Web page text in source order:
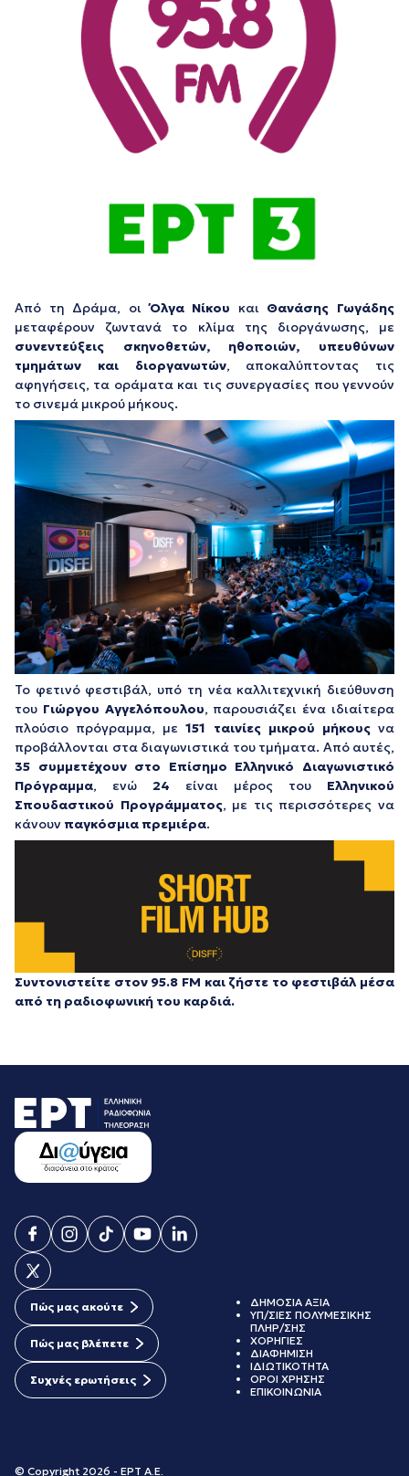
Από τη Δράμα, οιΌλγα Νίκου και Θανάσης Γωγάδης
μεταφέρουν ζωντανά το κλίμα της διοργάνωσης, με
συνεντεύξεις σκηνοθετών, ηθοποιών, υπευθύνων
τμημάτων και διοργανωτών, αποκαλύπτοντας τις
αφηγήσεις, τα οράματα και τις συνεργασίες που γεννούν
το σινεμά μικρού μήκους.
Το φετινό φεστιβάλ, υπό τη νέα καλλιτεχνική διεύθυνση
του Γιώργου Αγγελόπουλου, παρουσιάζει ένα ιδιαίτερα
πλούσιο πρόγραμμα, με151 ταινίες μικρού μήκουςνα
προβάλλονται στα διαγωνιστικά του τμήματα. Από αυτές,
35 συμμετέχουν στο Επίσημο Ελληνικό Διαγωνιστικό
Πρόγραμμα, ενώ 24 είναι μέρος του Ελληνικού
Σπουδαστικού Προγράμματος, με τις περισσότερες να
κάνουν παγκόσμια πρεμιέρα.
Συντονιστείτε στον 95.8 FM και ζήστε το φεστιβάλ μέσα
από τη ραδιοφωνική του καρδιά.
Πώς μας ακούτε
Πώς μας βλέπετε
Συχνές ερωτήσεις
© Copyright 2026 - ΕΡΤ Α.Ε.
ΔΗΜΟΣΙΑ ΑΞΙΑ
ΥΠ/ΣΙΕΣ ΠΟΛΥΜΕΣΙΚΗΣ
ΠΛΗΡ/ΣΗΣ
ΧΟΡΗΓΙΕΣ
ΔΙΑΦΗΜΙΣΗ
ΙΔΙΩΤΙΚΟΤΗΤΑ
ΟΡΟΙ ΧΡΗΣΗΣ
ΕΠΙΚΟΙΝΩΝΙΑ